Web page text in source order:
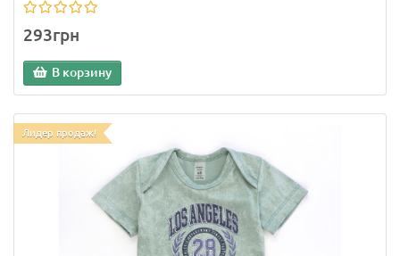
293грн
В корзину
Лидер продаж!